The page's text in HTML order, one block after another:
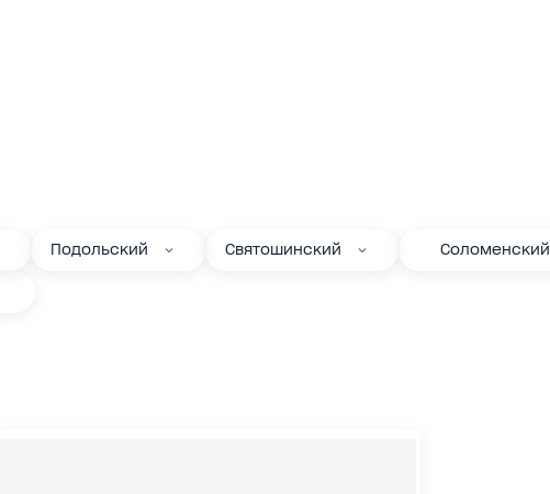
Подольский Святошинский Соломенский